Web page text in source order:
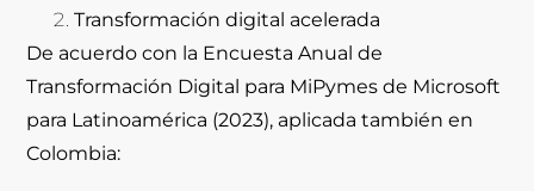
Transformación digital acelerada
De acuerdo con la Encuesta Anual de
Transformación Digital para MiPymes de Microsoft
para Latinoamérica (2023), aplicada también en
Colombia: